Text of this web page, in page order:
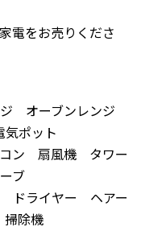
電をお売りくださ
オーブンレンジ
ポット
ン 扇風機 タワー
ブ
ドライヤー ヘアー
除機